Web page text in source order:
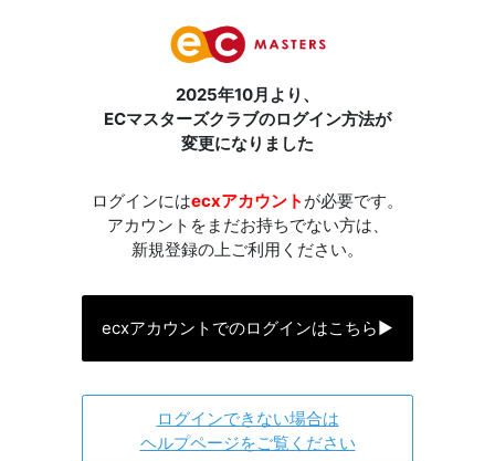
2025年10月より、
ECマスターズクラブのログイン方法が
変更になりました
ログインにはecxアカウント が必要です。
アカウントをまだお持ちでない方は、
新規登録の上ご利用ください。
ecxアカウントでのログインはこちら▶
ログインできない場合は
ヘルプページをご覧ください